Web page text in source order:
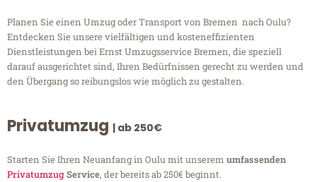
Planen Sie einen Umzug oder Transport von Bremen nach Oulu?
Entdecken Sie unsere vielfältigen und kosteneffizienten
Dienstleistungen bei Ernst Umzugsservice Bremen, die speziell
darauf ausgerichtet sind, Ihren Bedürfnissen gerecht zu werden und
den Übergang so reibungslos wie möglich zu gestalten.
Privatumzug | ab 250€
Starten Sie Ihren Neuanfang in Oulu mit unserem umfassenden
PrivatumzugService, der bereits ab 250€ beginnt.